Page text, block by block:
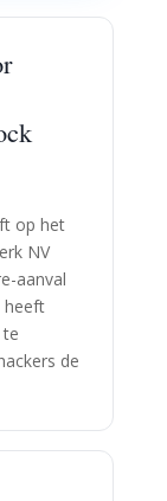
op het
NV
aanval
heeft
de